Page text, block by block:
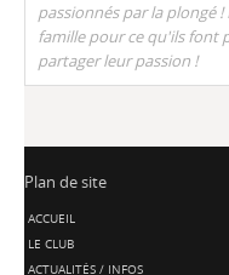
passionnés par la plongé
famille pour ce qu'ils font
partager leur passion !
Plan de site
ACCUEIL
LE CLUB
ACTUALITÉS / INFOS